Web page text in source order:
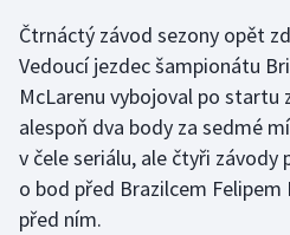
Florbal
Futsal
Golf
Gymnastika
Čtrnáctý závod sezony opět
Vedoucí jezdec šampionátu
McLarenu vybojoval po startu
alespoň dva body za sedmé
v čele seriálu, ale čtyři závody
o bod před Brazilcem
před ním.